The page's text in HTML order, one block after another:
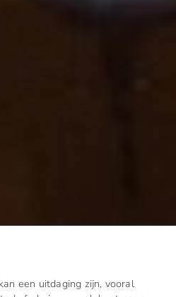
een uitdaging zijn, vooral